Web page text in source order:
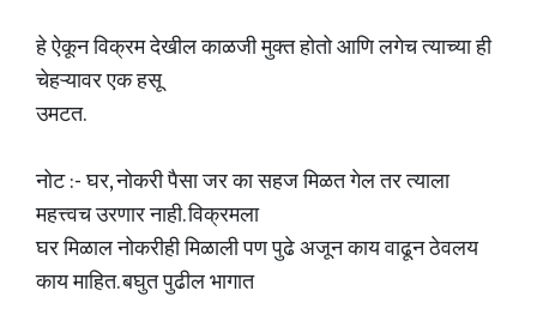
हे ऐकून विक्रम देखील काळजी मुक्त होतो आणि लगेच त्याच्या ही
चेहऱ्यावर एक हसू
उमटत.
नोट :- घर, नोकरी पैसा जर का सहज मिळत गेल तर त्याला
महत्त्वच उरणार नाही. विक्रमला
घर मिळाल नोकरीही मिळाली पण पुढे अजून काय वाढून ठेवलय
काय माहित. बघुत पुढील भागात